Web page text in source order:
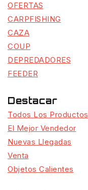
OFERTAS
CARPFISHING
CAZA
COUP
DEPREDADORES
FEEDER
Destacar
Todos Los Productos
El Mejor Vendedor
Nuevas Llegadas
Venta
Objetos Calientes